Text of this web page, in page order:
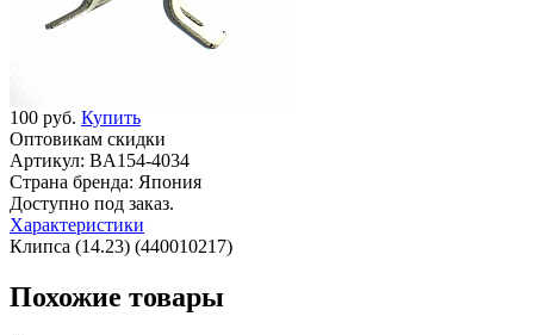
100 руб. Купить
Оптовикам скидки
Артикул: BA154-4034
Страна бренда: Япония
Доступно под заказ.
Характеристики
Клипса (14.23) (440010217)
Похожие товары